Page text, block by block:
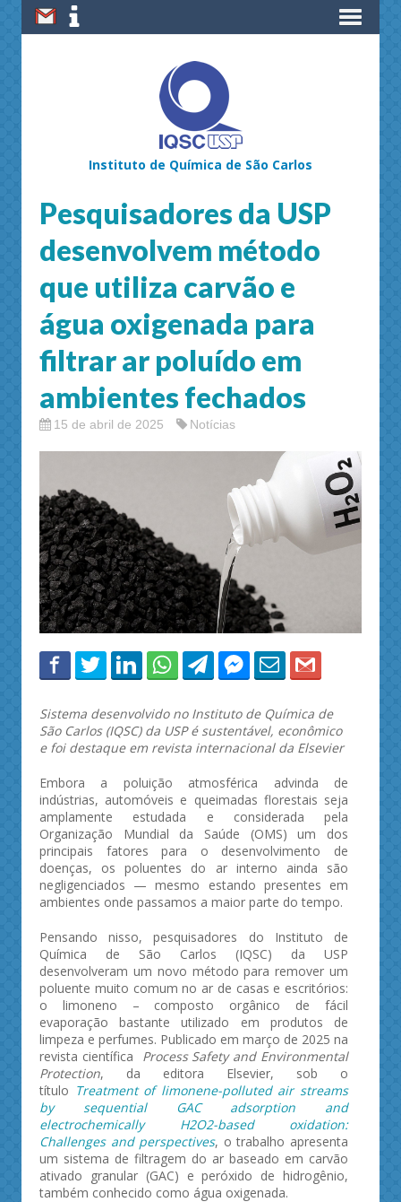
Instituto de Química de São Carlos
Pesquisadores da USP
desenvolvem método
que utiliza carvão e
água oxigenada para
filtrar ar poluído em
ambientes fechados
15 de abril de 2025 Notícias
Sistema desenvolvido no Instituto de Química de
São Carlos (IQSC) da USP é sustentável, econômico
e foi destaque em revista internacional da Elsevier
Embora a poluição atmosférica advinda de
indústrias, automóveis e queimadas florestais seja
amplamente estudada e considerada pela
Organização Mundial da Saúde (OMS) um dos
principais fatores para o desenvolvimento de
doenças, os poluentes do ar interno ainda são
negligenciados — mesmo estando presentes em
ambientes onde passamos a maior parte do tempo.
Pensando nisso, pesquisadores do Instituto de
Química de São Carlos (IQSC) da USP
desenvolveram um novo método para remover um
poluente muito comum no ar de casas e escritórios:
o limoneno – composto orgânico de fácil
evaporação bastante utilizado em produtos de
limpeza e perfumes. Publicado em março de 2025 na
revista científica Process Safety and Environmental
Protection, da editora Elsevier, sob o
título Treatment of limonene-polluted air streams
by sequential GAC adsorption and
electrochemically H2O2-based oxidation:
Challenges and perspectives, o trabalho apresenta
um sistema de filtragem do ar baseado em carvão
ativado granular (GAC) e peróxido de hidrogênio,
também conhecido como água oxigenada.